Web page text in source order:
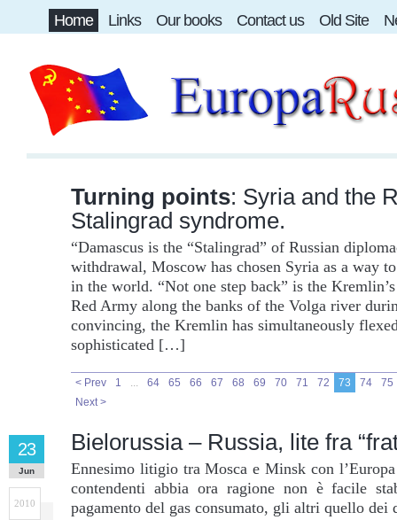
Home Links Our books Contact us Old Site
Turning points: Syria and the
Stalingrad syndrome.
“Damascus is the “Stalingrad” of Russian
withdrawal, Moscow has chosen Syria as a way
in the world. “Not one step back” is the
Red Army along the banks of the Volga river
convincing, the Kremlin has simultaneously
sophisticated […]
< Prev 1 ... 64 65 66 67 68 69 70 71 72 73 74
75
Next >
Bielorussia – Russia, lite fra
23
Jun
2010
Ennesimo litigio tra Mosca e Minsk con
contendenti abbia ora ragione non è facile
pagamento del gas consumato, gli altri quello